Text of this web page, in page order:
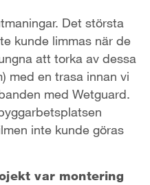
Det största
kunde limmas när de
att torka av dessa
med en trasa innan vi
med Wetguard.
inte kunde göras
var montering